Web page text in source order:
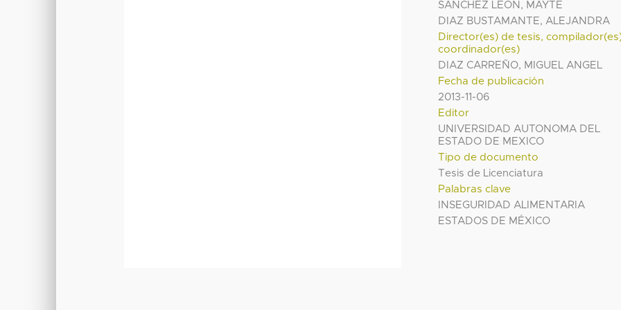
SANCHEZ LEON, MAYTE
DIAZ BUSTAMANTE, ALEJANDRA
Director(es) de tesis,
coordinador(es)
DIAZ CARREÑO, MIGUEL ANGEL
Fecha de publicación
2013-11-06
Editor
UNIVERSIDAD AUTONOMA DEL
ESTADO DE MEXICO
Tipo de documento
Tesis de Licenciatura
Palabras clave
INSEGURIDAD ALIMENTARIA
ESTADOS DE MÉXICO